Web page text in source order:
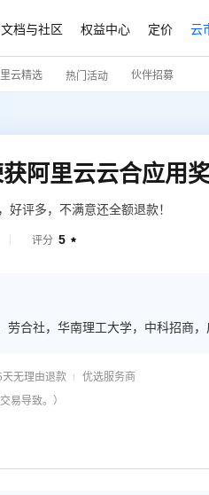
文档与社区 权益中心 定价 云
云精选 热门活动 伙伴招募
评多，不满意还全额退款！
评分 5 
合社，华南理工大学，中科招商
天无理由退款
优选服务商
易导致。）